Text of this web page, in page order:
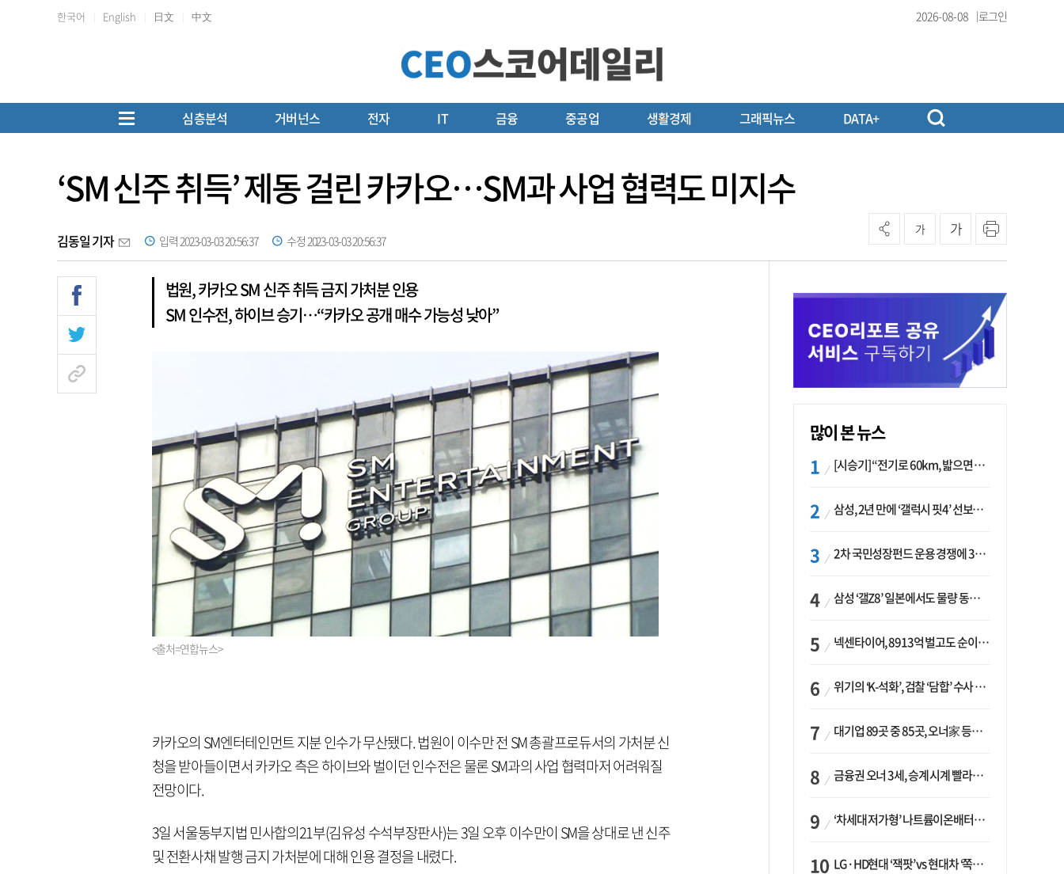
한국어 English 日文 中文 2026-08-08 로그인
심층분석 거버넌스 전자 IT 금융 중공업 생활경제 그래픽뉴스 DATA+
‘SM 신주 취득’ 제동 걸린 카카오…SM과 사업 협력도 미지수
김동일 기자 입력 2023-03-03 20:56:37 수정 2023-03-03 20:56:37
가 가
법원, 카카오 SM 신주 취득 금지 가처분 인용
SM 인수전, 하이브 승기…“카카오 공개 매수 가능성 낮아”
<출처=연합뉴스>
카카오의 SM엔터테인먼트 지분 인수가 무산됐다. 법원이 이수만 전 SM 총괄프로듀서의 가처분 신
청을 받아들이면서 카카오 측은 하이브와 벌이던 인수전은 물론 SM과의 사업 협력마저 어려워질
전망이다.
3일 서울동부지법 민사합의21부(김유성 수석부장판사)는 3일 오후 이수만이 SM을 상대로 낸 신주
및 전환사채 발행 금지 가처분에 대해 인용 결정을 내렸다.
많이 본 뉴스
[시승기] “전기로 60km, 밟으면 462마력”…볼보 XC60 T8의 두 얼굴
삼성, 2년 만에 ‘갤럭시 핏4’ 선보이나…웨어러블 생태계 확장 ‘시동’
2차 국민성장펀드 운용 경쟁에 33개사 몰렸다…신한·하나 등 새 얼굴 대거 합류
삼성 ‘갤Z8’ 일본에서도 물량 동났다…애플 참전 앞두고 선두 수성 ‘시험대’
넥센타이어, 8913억 벌고도 순이익 2억…유럽 세부담에 이익 증발
위기의 ‘K-석화’, 검찰 ‘담합’ 수사 착수…“LG·한화·롯데 등 7개 업체, 8개 제품 가격 담합”
대기업 89곳 중 85곳, 오너家 등기임원 겸직…BS 46곳·SM 45곳 ‘족벌경영’ 고착화
금융권 오너 3세, 승계 시계 빨라지나…한국투자 ‘속도’·미래에셋·메리츠는 ‘거리두기’
‘차세대 저가형’ 나트륨이온배터리 시대 오나…LG화학·에코프로, 상용화 속도낸다
LG·HD현대 ‘잭팟’ vs 현대차 ‘쪽박’…글로벌 사모펀드, 韓 대기업 투자 ‘희비’